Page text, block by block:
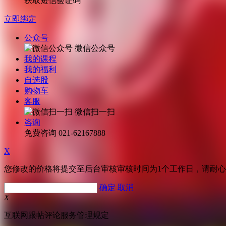
立即绑定
公众号
微信公众号
我的课程
我的福利
自选股
购物车
客服
微信扫一扫
咨询
免费咨询 021-62167888
X
您修改的价格将提交至后台审核审核时间为1个工作日，请耐
确定 取消
X
互联网跟帖评论服务管理规定